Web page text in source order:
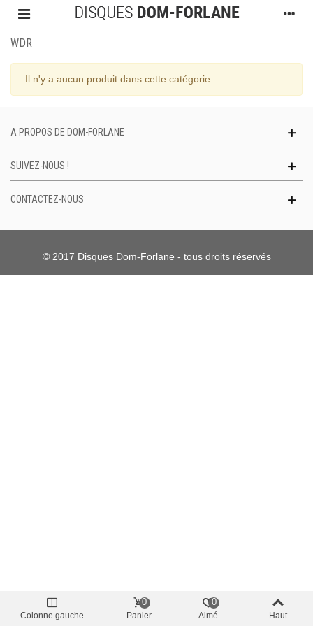
WDR
Il n'y a aucun produit dans cette catégorie.
A PROPOS DE DOM-FORLANE
SUIVEZ-NOUS !
CONTACTEZ-NOUS
© 2017 Disques Dom-Forlane - tous droits réservés
Colonne gauche Panier
0
Aimé
0
Haut